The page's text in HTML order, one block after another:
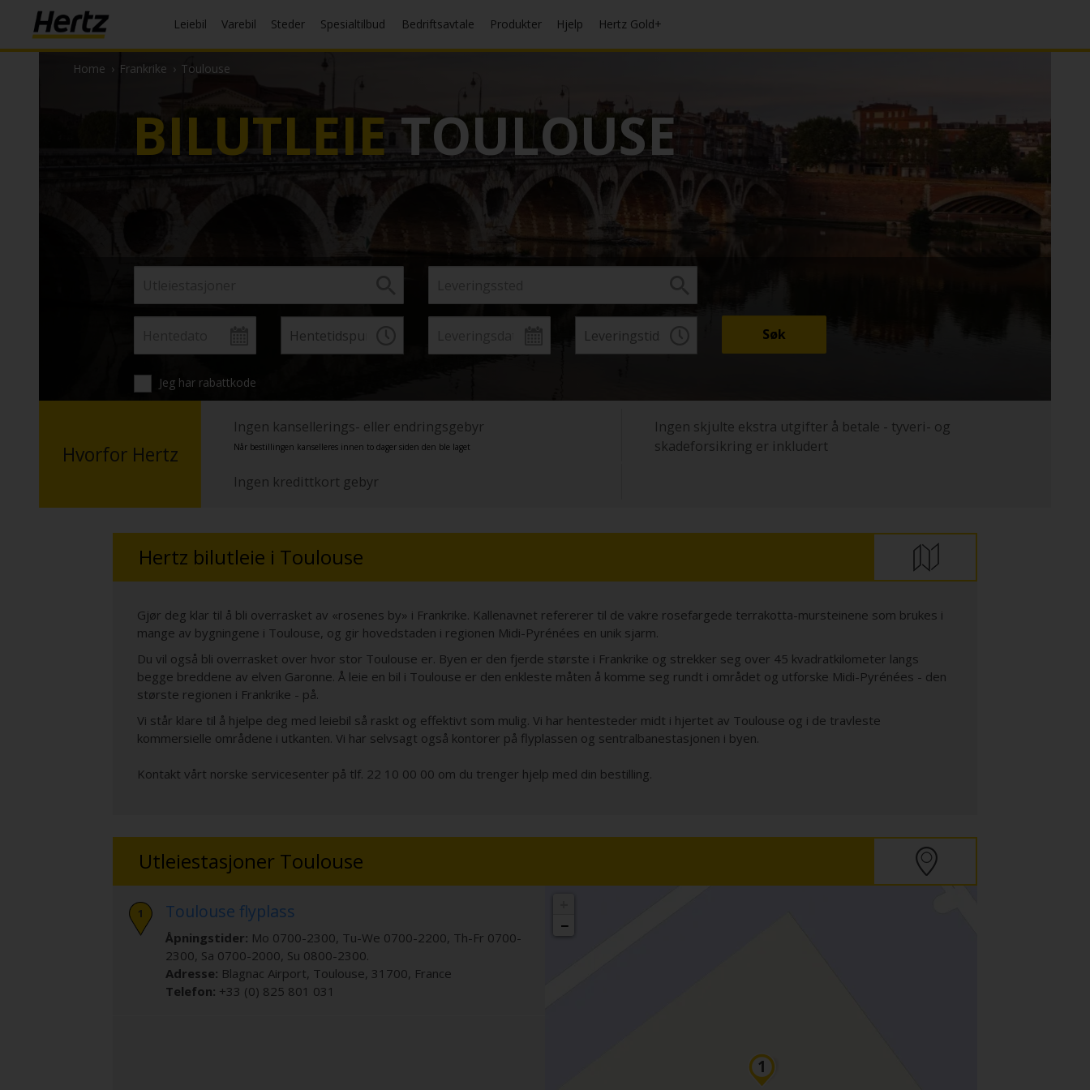
Leiebil Varebil Steder Spesialtilbud Bedriftsavtale Produkter Hjelp Hertz Gold+
Home › Frankrike › Toulouse
BILUTLEIE TOULOUSE
Jeg har rabattkode
Hvorfor Hertz
Ingen kansellerings- eller endringsgebyr
Når bestillingen kanselleres innen to dager siden den ble laget
Ingen skjulte ekstra utgifter å betale - tyveri- og
skadeforsikring er inkludert
Ingen kredittkort gebyr
Hertz bilutleie i Toulouse
Gjør deg klar til å bli overrasket av «rosenes by» i Frankrike. Kallenavnet refererer til de vakre rosefargede terrakotta-mursteinene som brukes i
mange av bygningene i Toulouse, og gir hovedstaden i regionen Midi-Pyrénées en unik sjarm.
Du vil også bli overrasket over hvor stor Toulouse er. Byen er den fjerde største i Frankrike og strekker seg over 45 kvadratkilometer langs
begge breddene av elven Garonne. Å leie en bil i Toulouse er den enkleste måten å komme seg rundt i området og utforske Midi-Pyrénées - den
største regionen i Frankrike - på.
Vi står klare til å hjelpe deg med leiebil så raskt og effektivt som mulig. Vi har hentesteder midt i hjertet av Toulouse og i de travleste
kommersielle områdene i utkanten. Vi har selvsagt også kontorer på flyplassen og sentralbanestasjonen i byen.
Kontakt vårt norske servicesenter på tlf. 22 10 00 00 om du trenger hjelp med din bestilling.
Utleiestasjoner Toulouse
Toulouse flyplass
Åpningstider: Mo 0700-2300, Tu-We 0700-2200, Th-Fr 0700-
2300, Sa 0700-2000, Su 0800-2300.
Adresse: Blagnac Airport, Toulouse, 31700, France
Telefon: +33 (0) 825 801 031
−